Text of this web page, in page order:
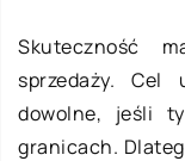
Skuteczność
sprzedaży.
dowolne, jeśli
granicach.